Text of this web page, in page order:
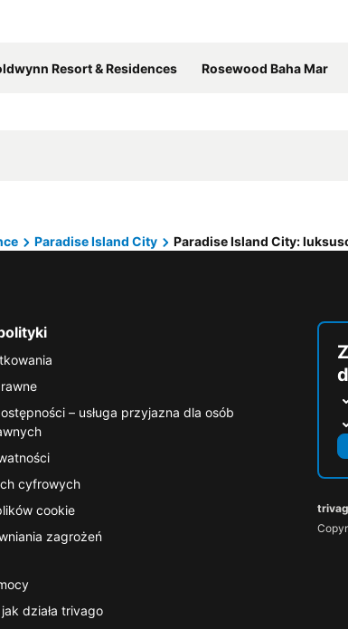
Resort & Residences Rosewood Baha Mar
Paradise Island City Paradise Island City:
– usługa przyjazna dla osób
cyfrowych
cookie
zagrożeń
działa trivago